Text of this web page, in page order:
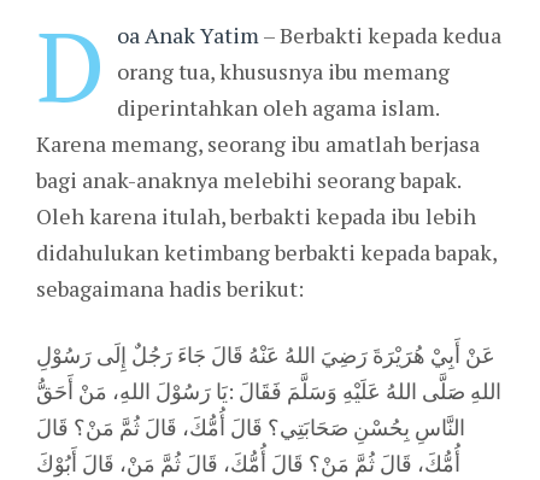
D oa Anak Yatim– Berbakti kepada kedua
orang tua, khususnya ibu memang
diperintahkan oleh agama islam.
Karena memang, seorang ibu amatlah berjasa
bagi anak-anaknya melebihi seorang bapak.
Oleh karena itulah, berbakti kepada ibu lebih
didahulukan ketimbang berbakti kepada bapak,
sebagaimana hadis berikut:
عَنْ أَبِيْ هُرَيْرَةَ رَضِيَ اللهُ عَنْهُ قَالَ جَاءَ رَجُلٌ إِلَى رَسُوْلِ
اللهِ صَلَّى اللهُ عَلَيْهِ وَسَلَّمَ فَقَالَ :يَا رَسُوْلَ اللهِ، مَنْ أَحَقُّ
النَّاسِ بِحُسْنِ صَحَابَتِي؟ قَالَ أُمُّكَ، قَالَ ثُمَّ مَنْ؟ قَالَ
أُمُّكَ، قَالَ ثُمَّ مَنْ؟ قَالَ أُمُّكَ، قَالَ ثُمَّ مَنْ، قَالَ أَبُوْكَ